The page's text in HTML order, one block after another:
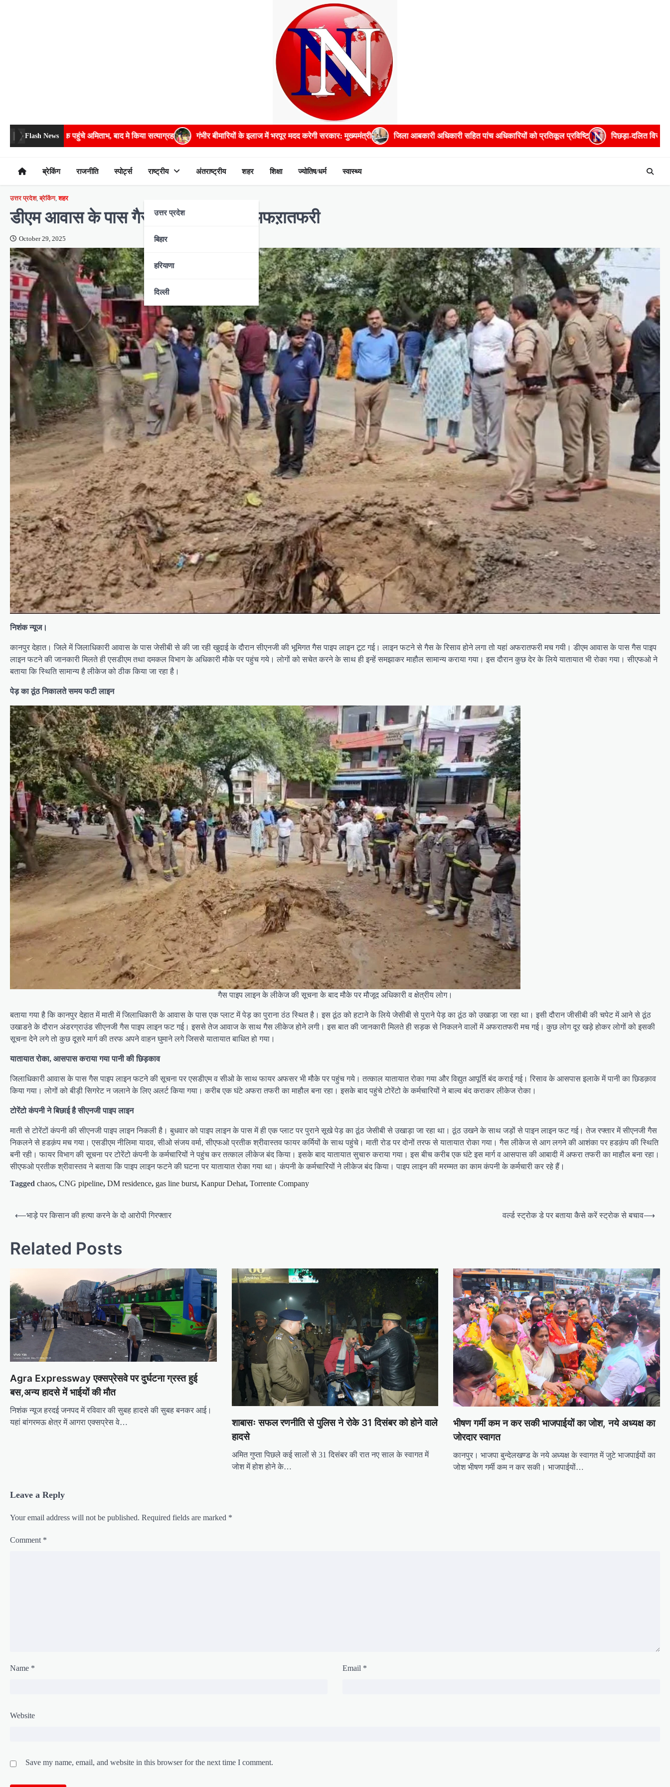
Flash News
बाद मे किया सत्याग्रह गंभीर बीमारियों के इलाज में भरपूर मदद करेगी सरकार: मुख्यमंत्री जिला आबकारी अधिकारी सहित पांच अधिकारियों को प्रतिकूल प्रविष्टि पिछड़ा-दलित विरोधी टिप्पणियों पर सुभासपा ने जताई
ब्रेकिंग राजनीति स्पोर्ट्स राष्ट्रीय
उत्तर प्रदेश
बिहार
हरियाणा
दिल्ली
अंतराष्ट्रीय शहर शिक्षा ज्योतिष/धर्म स्वास्थ्य
उत्तर प्रदेश,ब्रेकिंग,शहर
डीएम आवास के पास गैस लाइन फटी,मची अफऱातफरी
October 29, 2025
निशंक न्यूज।
कानपुर देहात। जिले में जिलाधिकारी आवास के पास जेसीबी से की जा रही खुदाई के दौरान सीएनजी की भूमिगत गैस पाइप लाइन टूट गई। लाइन फटने से गैस के रिसाव होने लगा तो यहां अफरातफरी मच गयी। डीएम आवास के पास गैस पाइप
लाइन फटने की जानकारी मिलते ही एसडीएम तथा दमकल विभाग के अधिकारी मौके पर पहुंच गये। लोगों को सचेत करने के साथ ही इन्हें समझाकर माहौल सामान्य कराया गया। इस दौरान कुछ देर के लिये यातायात भी रोका गया। सीएफओ ने
बताया कि स्थिति सामान्य है लीकेज को ठीक किया जा रहा है।
पेड़ का ठूंठ निकालते समय फटी लाइन
गैस पाइप लाइन के लीकेज की सूचना के बाद मौके पर मौजूद अधिकारी व क्षेत्रीय लोग।
बताया गया है कि कानपुर देहात में माती में जिलाधिकारी के आवास के पास एक प्लाट में पेड़ का पुराना ठंठ स्थित है। इस ठूंठ को हटाने के लिये जेसीबी से पुराने पेड़ का ठूंठ को उखाड़ा जा रहा था। इसी दौरान जीसीबी की चपेट में आने से ठूंठ
उखाडऩे के दौरान अंडरग्राउंड सीएनजी गैस पाइप लाइन फट गई। इससे तेज आवाज के साथ गैस लीकेज होने लगी। इस बात की जानकारी मिलते ही सड़क से निकलने वालों में अफरातफरी मच गई। कुछ लोग दूर खड़े होकर लोगों को इसकी
सूचना देने लगे तो कुछ दूसरे मार्ग की तरफ अपने वाहन घुमाने लगे जिससे यातायात बाधित हो गया।
यातायात रोका, आसपास कराया गया पानी की छिड़काव
जिलाधिकारी आवास के पास गैस पाइप लाइन फटने की सूचना पर एसडीएम व सीओ के साथ फायर अफसर भी मौके पर पहुंच गये। तत्काल यातायात रोका गया और विद्युत आपूर्ति बंद कराई गई। रिसाव के आसपास इलाके में पानी का छिडक़ाव
किया गया। लोगों को बीड़ी सिगरेट न जलाने के लिए अलर्ट किया गया। करीब एक घंटे अफरा तफरी का माहौल बना रहा। इसके बाद पहुंचे टोरेंटो के कर्मचारियों ने बाल्व बंद कराकर लीकेज रोका।
टोरेंटो कंपनी ने बिछाई है सीएनजी पाइप लाइन
माती से टोरेंटों कंपनी की सीएनजी पाइप लाइन निकली है। बुधवार को पाइप लाइन के पास में ही एक प्लाट पर पुराने सूखे पेड़ का ठूंठ जेसीबी से उखाड़ा जा रहा था। ठूंठ उखने के साथ जड़ों से पाइन लाइन फट गई। तेज रफ्तार में सीएनजी गैस
निकलने से हडक़ंप मच गया। एसडीएम नीलिमा यादव, सीओ संजय वर्मा, सीएफओ प्रतीक श्रीवास्तव फायर कर्मियों के साथ पहुंचे। माती रोड पर दोनों तरफ से यातायात रोका गया। गैस लीकेज से आग लगने की आशंका पर हडक़ंप की स्थिति
बनी रही। फायर विभाग की सूचना पर टोरेंटो कंपनी के कर्मचारियों ने पहुंच कर तत्काल लीकेज बंद किया। इसके बाद यातायात सुचारु कराया गया। इस बीच करीब एक घंटे इस मार्ग व आसपास की आबादी में अफरा तफरी का माहौल बना रहा।
सीएफओ प्रतीक श्रीवास्तव ने बताया कि पाइप लाइन फटने की घटना पर यातायात रोका गया था। कंपनी के कर्मचारियों ने लीकेज बंद किया। पाइप लाइन की मरम्मत का काम कंपनी के कर्मचारी कर रहे हैं।
Tagged chaos, CNG pipeline, DM residence, gas line burst, Kanpur Dehat, Torrente Company
s
t
a
v
i
g
a
i
o
n
⟵भाड़े पर किसान की हत्या करने के दो आरोपी गिरफ्तार वर्ल्ड स्ट्रोक डे पर बताया कैसे करें स्ट्रोक से बचाव⟶
Related Posts
Agra Expressway एक्सप्रेसवे पर दुर्घटना ग्रस्त हुई
बस,अन्य हादसे में भाईयों की मौत
निशंक न्यूज हरदई जनपद में रविवार की सुबह हादसे की सुबह बनकर आई।
यहां बांगरमऊ क्षेत्र में आगरा एक्सप्रेस वे…
शाबासः सफल रणनीति से पुलिस ने रोके 31 दिसंबर को होने वाले
हादसे
अमित गुप्ता पिछले कई सालों से 31 दिसंबर की रात नए साल के स्वागत में
जोश में होश होने के…
भीषण गर्मी कम न कर सकी भाजपाईयों का जोश, नये अध्यक्ष का
जोरदार स्वागत
कानपुर। भाजपा बुन्देलखण्ड के नये अध्यक्ष के स्वागत में जुटे भाजपाईयों का
जोश भीषण गर्मी कम न कर सकी। भाजपाईयों…
Leave a Reply
Your email address will not be published. Required fields are marked *
Comment *
Name * Email *
Website
Save my name, email, and website in this browser for the next time I comment.